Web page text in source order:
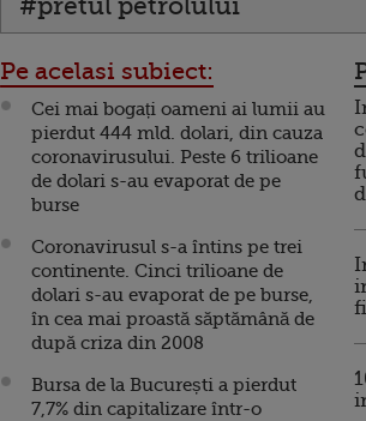
#pretul petrolului
Pe acelasi subiect:
Cei mai bogați oameni ai lumii au
pierdut 444 mld. dolari, din cauza
coronavirusului. Peste 6 trilioane
de dolari s-au evaporat de pe
burse
Coronavirusul s-a întins pe trei
continente. Cinci trilioane de
dolari s-au evaporat de pe burse,
în cea mai proastă săptămână de
după criza din 2008
Bursa de la București a pierdut
7,7% din capitalizare într-o